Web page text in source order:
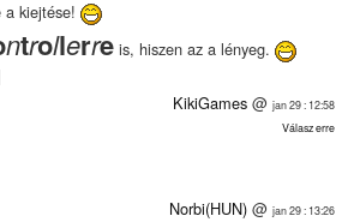
a kiejtése!
ntrollerre is, hiszen az a lényeg.
KikiGames @ jan 29 : 12:58
Válasz erre
Norbi(HUN) @ jan 29 : 13:26